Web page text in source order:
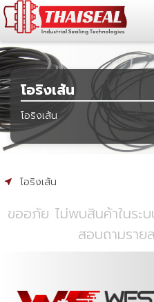
โอริงเส้น
โอริงเส้น
โอริงเส้น
ขออภัย ไม่พบสินค้าในร
สอบถามราย